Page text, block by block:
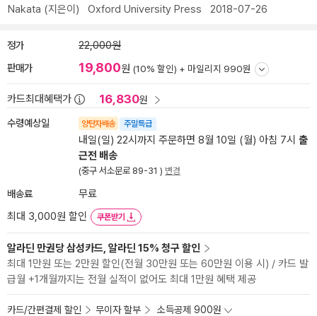
Nakata (지은이) Oxford University Press 2018-07-26
정가 22,000원
판매가 19,800원 (10% 할인) + 마일리지 990원
카드최대혜택가 16,830원
수령예상일 양탄자배송 주말특급
내일(일) 22시까지 주문하면 8월 10일 (월) 아침 7시 출
근전 배송
(중구 서소문로 89-31 ) 변경
배송료
무료
최대 3,000원 할인
쿠폰받기
알라딘 만권당 삼성카드, 알라딘 15% 청구 할인
최대 1만원 또는 2만원 할인(전월 30만원 또는 60만원 이용 시) / 카드 발
급월 +1개월까지는 전월 실적이 없어도 최대 1만원 혜택 제공
카드/간편결제 할인 무이자 할부 소득공제 900원